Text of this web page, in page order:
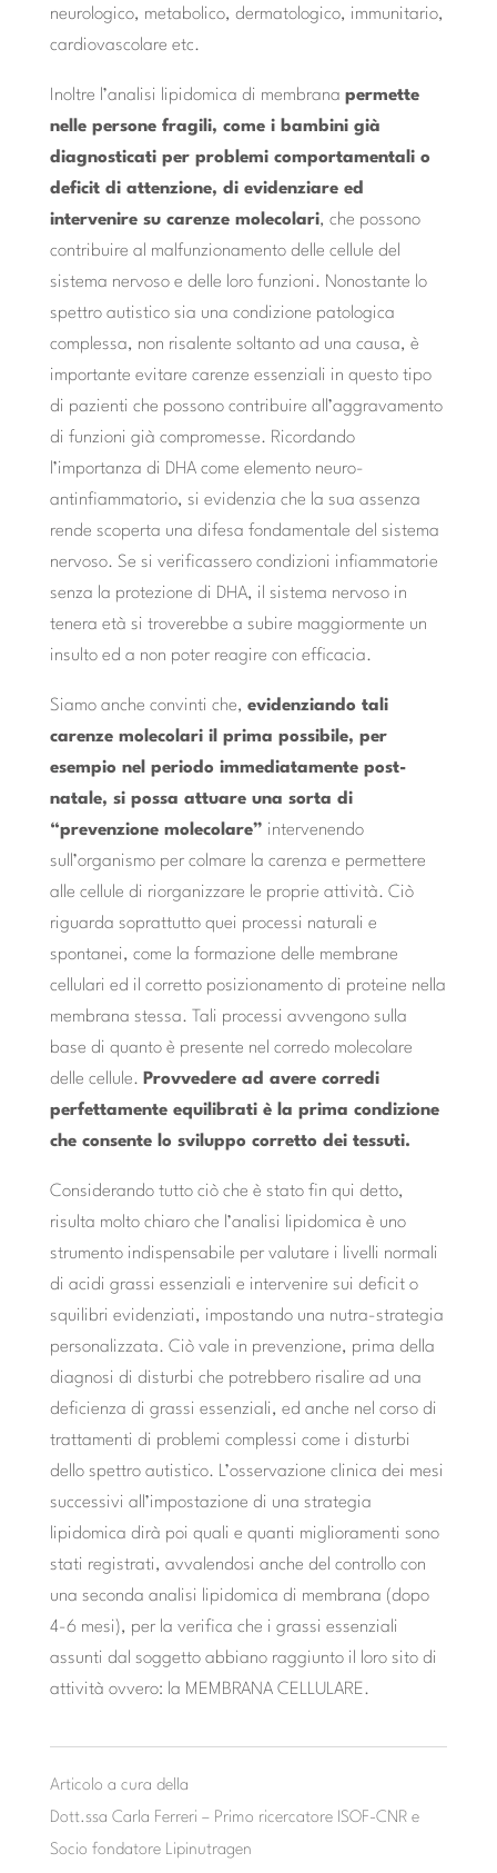
neurologico, metabolico, dermatologico, immunitario,
cardiovascolare etc.
Inoltre l’analisi lipidomica di membrana permette
nelle persone fragili, come i bambini già
diagnosticati per problemi comportamentali o
deficit di attenzione, di evidenziare ed
intervenire su carenze molecolari, che possono
contribuire al malfunzionamento delle cellule del
sistema nervoso e delle loro funzioni. Nonostante lo
spettro autistico sia una condizione patologica
complessa, non risalente soltanto ad una causa, è
importante evitare carenze essenziali in questo tipo
di pazienti che possono contribuire all’aggravamento
di funzioni già compromesse. Ricordando
l’importanza di DHA come elemento neuro-
antinfiammatorio, si evidenzia che la sua assenza
rende scoperta una difesa fondamentale del sistema
nervoso. Se si verificassero condizioni infiammatorie
senza la protezione di DHA, il sistema nervoso in
tenera età si troverebbe a subire maggiormente un
insulto ed a non poter reagire con efficacia.
Siamo anche convinti che, evidenziando tali
carenze molecolari il prima possibile, per
esempio nel periodo immediatamente post-
natale, si possa attuare una sorta di
“prevenzione molecolare” intervenendo
sull’organismo per colmare la carenza e permettere
alle cellule di riorganizzare le proprie attività. Ciò
riguarda soprattutto quei processi naturali e
spontanei, come la formazione delle membrane
cellulari ed il corretto posizionamento di proteine nella
membrana stessa. Tali processi avvengono sulla
base di quanto è presente nel corredo molecolare
delle cellule. Provvedere ad avere corredi
perfettamente equilibrati è la prima condizione
che consente lo sviluppo corretto dei tessuti.
Considerando tutto ciò che è stato fin qui detto,
risulta molto chiaro che l’analisi lipidomica è uno
strumento indispensabile per valutare i livelli normali
di acidi grassi essenziali e intervenire sui deficit o
squilibri evidenziati, impostando una nutra-strategia
personalizzata. Ciò vale in prevenzione, prima della
diagnosi di disturbi che potrebbero risalire ad una
deficienza di grassi essenziali, ed anche nel corso di
trattamenti di problemi complessi come i disturbi
dello spettro autistico. L’osservazione clinica dei mesi
successivi all’impostazione di una strategia
lipidomica dirà poi quali e quanti miglioramenti sono
stati registrati, avvalendosi anche del controllo con
una seconda analisi lipidomica di membrana (dopo
4-6 mesi), per la verifica che i grassi essenziali
assunti dal soggetto abbiano raggiunto il loro sito di
attività ovvero: la MEMBRANA CELLULARE.
Articolo a cura della
Dott.ssa Carla Ferreri – Primo ricercatore ISOF-CNR e
Socio fondatore Lipinutragen